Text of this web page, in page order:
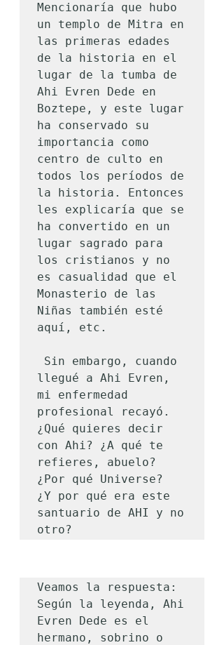
Mencionaría que hubo
un templo de Mitra en
las primeras edades
de la historia en el
lugar de la tumba de
Ahi Evren Dede en
Boztepe, y este lugar
ha conservado su
importancia como
centro de culto en
todos los períodos de
la historia. Entonces
les explicaría que se
ha convertido en un
lugar sagrado para
los cristianos y no
es casualidad que el
Monasterio de las
Niñas también esté
aquí, etc.
llegué a Ahi Evren,
mi enfermedad
profesional recayó.
¿Qué quieres decir
con Ahi? ¿A qué te
refieres, abuelo?
¿Por qué Universe?
¿Y por qué era este
santuario de AHI y no
otro?
Veamos la respuesta:
Según la leyenda, Ahi
Evren Dede es el
hermano, sobrino o